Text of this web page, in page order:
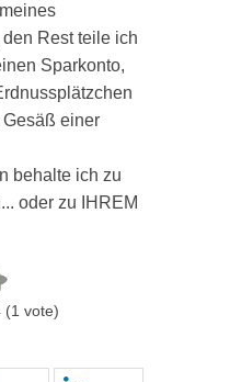
Rest teile ich
Sparkonto,
einer
behalte ich zu
oder zu IHREM
(1 vote)